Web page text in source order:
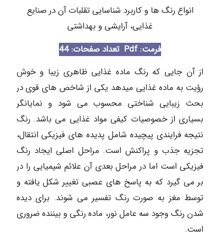
انواع رنگ ها و کاربرد شناسایی تقلبات آن در صنایع
غذایی، آرایشی و بهداشتی
فرمت: Pdf
تعداد صفحات: 44
از آن جایی که رنگ ماده غذایی ظاهری زیبا و خوش
رؤیت به ماده غذایی میدهد یکی از شاخص های قوی در
بحث زیبایی شناختی محسوب می شود و نمایانگر
بسیاری از خصوصیات کیفی مواد غذایی می باشد. رنگ
نتیجه فرایندی پیچیده شامل پدیده های فیزیکی انتقال،
تجزیه جذب و پراکنش است. مراحل اصلی ایجاد رنگ
فیزیکی است اما در مراحل بعدی آن علائم شیمیایی را در
بر می گیرد که به پاسخ های عصبی تغییر شکل یافته و
توسط مغز به صورت رنگ تفسیر می شوند. برای دیده
شدن رنگ وجود سه عامل نور، ماده رنگی و بیننده ضروری
است.